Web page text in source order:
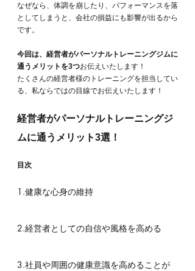
なぜなら、体調を崩したり、パフォーマンスを落
としてしまうと、会社の損益にも影響が出るから
です。
今回は、経営者がパーソナルトレーニングジムに
通うメリットを3つお伝えいたします！
たくさんの経営者様のトレーニングを担当してい
る、私ならではの目線でお伝えいたします！
経営者がパーソナルトレーニングジ
ムに通うメリット3選！
目次
1.健康な心身の維持
2.経営者としての自信や風格を高める
3.社員や周囲の健康意識を高めることが